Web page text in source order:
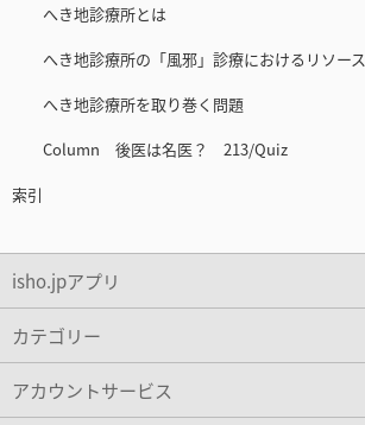
へき地診療所とは
へき地診療所の「風邪」診療におけるリソース
へき地診療所を取り巻く問題
Column 後医は名医？ 213/Quiz
索引
isho.jpアプリ
カテゴリー
アカウントサービス